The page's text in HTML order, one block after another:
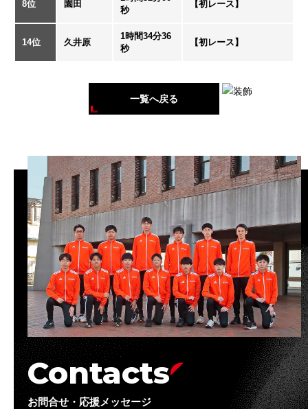
8位 園田
秒
【初レース】
14位 久井原
1時間34分36
秒
【初レース】
一覧へ戻る
Contacts
お問合せ・応援メッセージ